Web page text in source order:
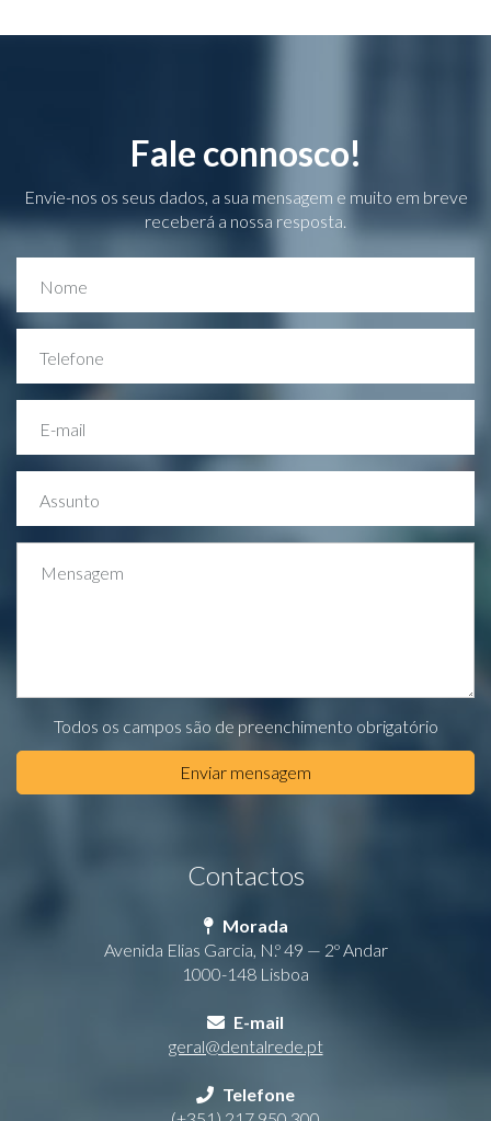
Fale connosco!
Envie-nos os seus dados, a sua mensagem e muito em breve
receberá a nossa resposta.
Nome
Telefone
E-mail
Assunto
Mensagem
Todos os campos são de preenchimento obrigatório
Enviar mensagem
Contactos
Morada
Avenida Elias Garcia, N.º 49 — 2º Andar
1000-148 Lisboa
E-mail
geral@dentalrede.pt
Telefone